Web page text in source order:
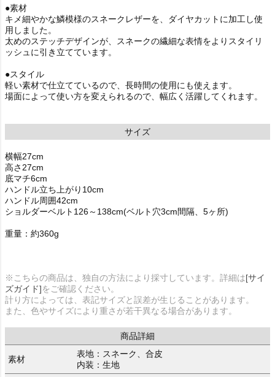
●素材
キメ細やかな鱗模様のスネークレザーを、ダイヤカットに加工し使
用しました。
太めのステッチデザインが、スネークの繊細な表情をよりスタイリ
ッシュに引き立てています。
●スタイル
軽い素材で仕立てているので、長時間の使用にも使えます。
場面によって使い方を変えられるので、幅広く活躍してくれます。
サイズ
横幅27cm
高さ27cm
底マチ6cm
ハンドル立ち上がり10cm
ハンドル周囲42cm
ショルダーベルト126～138cm(ベルト穴3cm間隔、5ヶ所)
重量：約360g
※こちらの商品は、独自の方法により採寸しています。詳細は[サイ
ズガイド]をご確認ください。
計り方によっては、表記サイズと誤差が生じることがあります。
また、色やサイズにより重さが若干異なる場合があります。
商品詳細
素材
表地：スネーク、合皮
内装：生地